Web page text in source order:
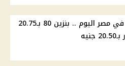
أسعار الوقود في مصر اليوم .. بنزين 80 بـ20.75